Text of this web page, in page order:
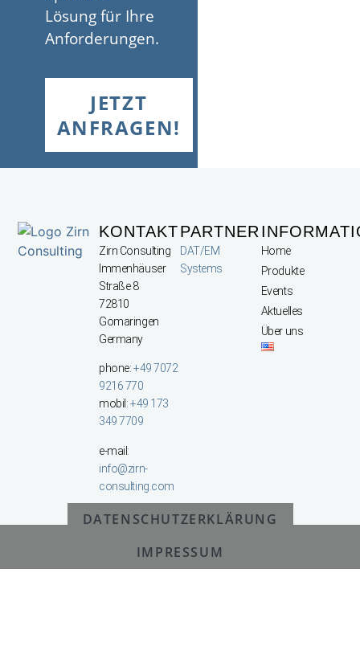
Lösung für Ihre
Anforderungen.
JETZT
ANFRAGEN!
KONTAKT
Zirn Consulting
Immenhäuser
Straße 8
72810
Gomaringen
Germany
phone:+49 7072
9216 770
mobil:+49 173
349 7709
e-mail:
info@zirn-
consulting.com
PARTNER
DAT/EM
Systems
Home
Produkte
Events
Aktuelles
Über uns
DATENSCHUTZERKLÄRUNG
IMPRESSUM